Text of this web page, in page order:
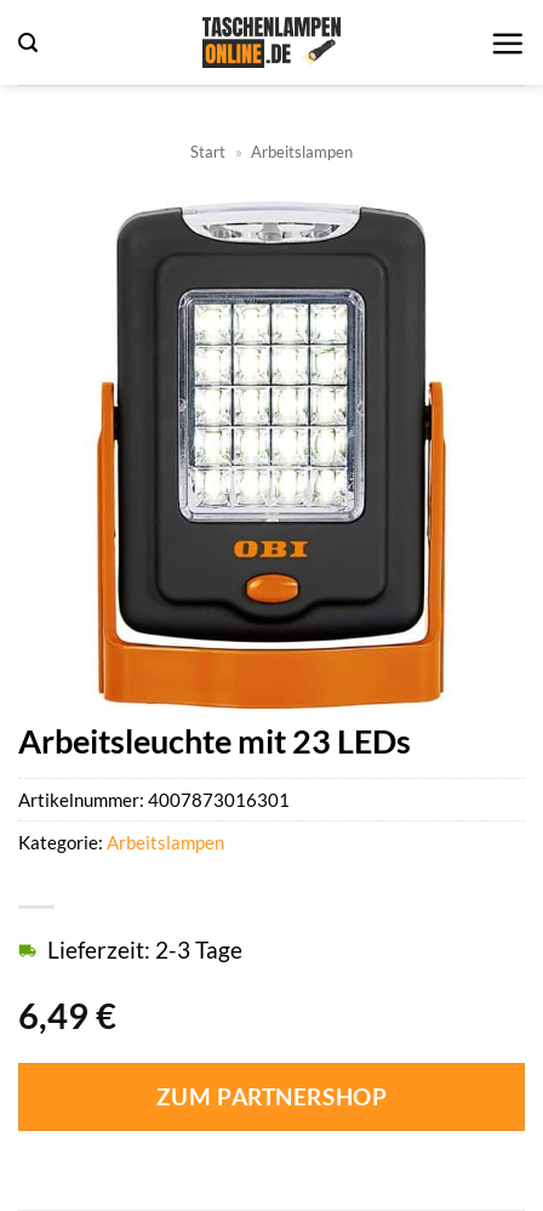
Inhalt
springen
Start » Arbeitslampen
Arbeitsleuchte mit 23 LEDs
6,49 €
Lieferzeit: 2-3 Tage
ZUM PARTNERSHOP
Artikelnummer: 4007873016301
Kategorie: Arbeitslampen